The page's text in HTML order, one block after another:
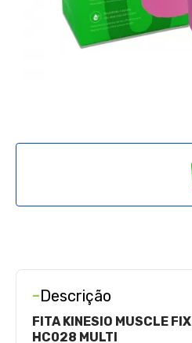
-Descrição
FITA KINESIO MUSCLE FIX
HC028 MULTI